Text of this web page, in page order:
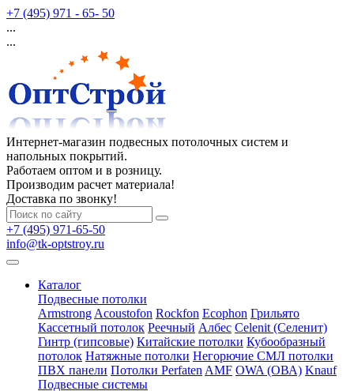
+7 (495) 971 - 65- 50
...
...
Интернет-магазин подвесных потолочных систем и
напольных покрытий.
Работаем оптом и в розницу.
Производим расчет материала!
Доставка по звонку!
+7 (495) 971-65-50
info@tk-optstroy.ru
Каталог
Подвесные потолки
Armstrong Acoustofon Rockfon Ecophon Грильято
Кассетный потолок Реечный Албес Celenit (Селенит)
Гинтр (гипсовые) Китайские потолки Кубообразный
потолок Натяжные потолки Негорючие СМЛ потолки
ПВХ панели Потолки Perfaten AMF OWA (ОВА) Knauf
Подвесные системы